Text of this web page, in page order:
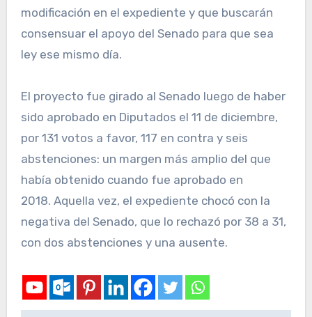
modificación en el expediente y que buscarán
consensuar el apoyo del Senado para que sea
ley ese mismo día.
El proyecto fue girado al Senado luego de haber
sido aprobado en Diputados el 11 de diciembre,
por 131 votos a favor, 117 en contra y seis
abstenciones: un margen más amplio del que
había obtenido cuando fue aprobado en
2018. Aquella vez, el expediente chocó con la
negativa del Senado, que lo rechazó por 38 a 31,
con dos abstenciones y una ausente.